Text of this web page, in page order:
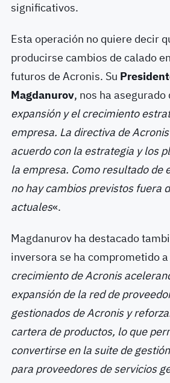
significativos.
Esta operación no quiere decir
producirse cambios de calado
futuros de Acronis. Su
Magdanurov, nos ha asegurado
expansión y el crecimiento
empresa. La directiva de
acuerdo con la estrategia y los
la empresa. Como resultado de
no hay cambios previstos fuera
actuales«.
Magdanurov ha destacado
inversora se ha comprometido a
crecimiento de Acronis
expansión de la red de
gestionados de Acronis y
cartera de productos, lo que
convertirse en la suite de
para proveedores de servicios